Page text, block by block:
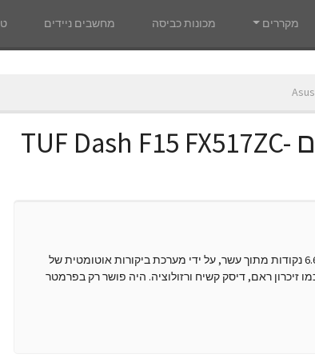
מקררים מכונות כביסה מחשבים ניידים
מחשב נייד אסוס ''15.6 דגם TUF Dash F15 FX517ZC-
הדגם TUF Dash F15 FX517ZC-HN098W קיבל ציון כולל של 6.6 נקודות מתוך עשר, על ידי מערכת ביקורות אוטומטית של
זיכרון ראם, דיסק קשיח ורזולוציה. היה פושר רק בפרמטר